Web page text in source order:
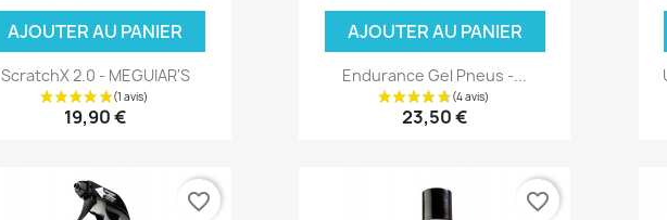
AJOUTER AU PANIER
ScratchX 2.0 - MEGUIAR'S
19,90 €
AJOUTER AU PANIER
Endurance Gel Pneus -...
23,50 €
favorite_border favorite_border